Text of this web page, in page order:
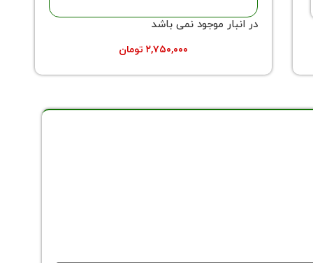
در انبار موجود نمی باشد
۲,۷۵۰,۰۰۰ تومان